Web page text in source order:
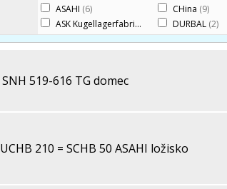
ASAHI (6)
ASK Kugellagerfabrik
CHina (9)
DURBAL (2)
SNH 519-616 TG domec
UCHB 210 = SCHB 50 ASAHI ložisko